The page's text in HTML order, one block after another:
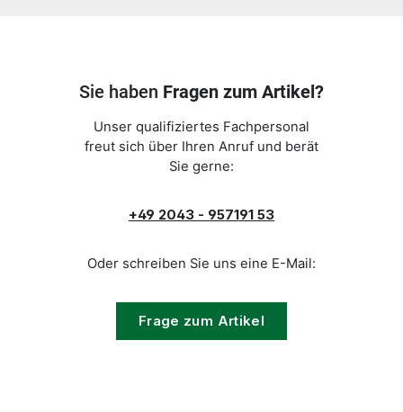
Sie haben Fragen zum Artikel?
Unser qualifiziertes Fachpersonal
freut sich über Ihren Anruf und berät
Sie gerne:
+49 2043 - 957191 53
Oder schreiben Sie uns eine E-Mail:
Frage zum Artikel